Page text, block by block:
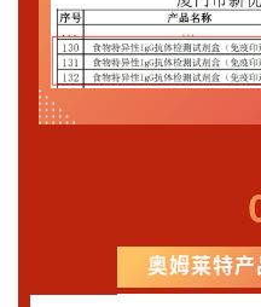
奥姆莱特